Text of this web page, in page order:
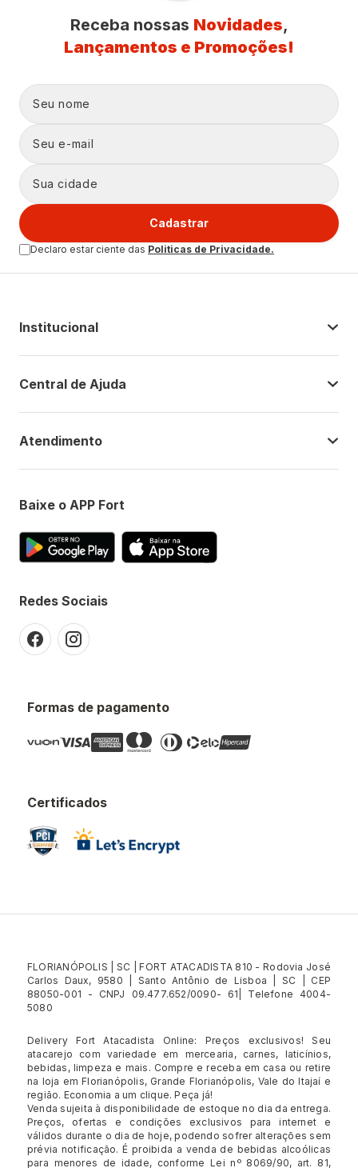
Receba nossas Novidades,
Lançamentos e Promoções!
Cadastrar
Declaro estar ciente das Politicas de Privacidade.
Institucional
Central de Ajuda
Atendimento
Baixe o APP Fort
Redes Sociais
Formas de pagamento
Certificados
Delivery Fort Atacadista Online: Preços exclusivos! Seu
atacarejo com variedade em mercearia, carnes, laticínios,
bebidas, limpeza e mais. Compre e receba em casa ou retire
na loja em Florianópolis, Grande Florianópolis, Vale do Itajaí e
região. Economia a um clique. Peça já!
FLORIANÓPOLIS | SC | FORT ATACADISTA 810 - Rodovia José
Carlos Daux, 9580 | Santo Antônio de Lisboa | SC | CEP
88050-001 - CNPJ 09.477.652/0090- 61| Telefone 4004-
5080
Venda sujeita à disponibilidade de estoque no dia da entrega.
Preços, ofertas e condições exclusivos para internet e
válidos durante o dia de hoje, podendo sofrer alterações sem
prévia notificação. É proibida a venda de bebidas alcoólicas
para menores de idade, conforme Lei nº 8069/90, art. 81,